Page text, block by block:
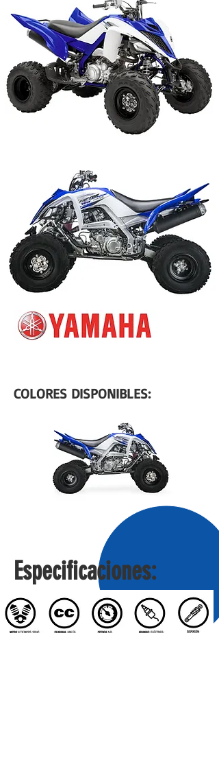
COLORES DISPONIBLES:
Especificaciones: